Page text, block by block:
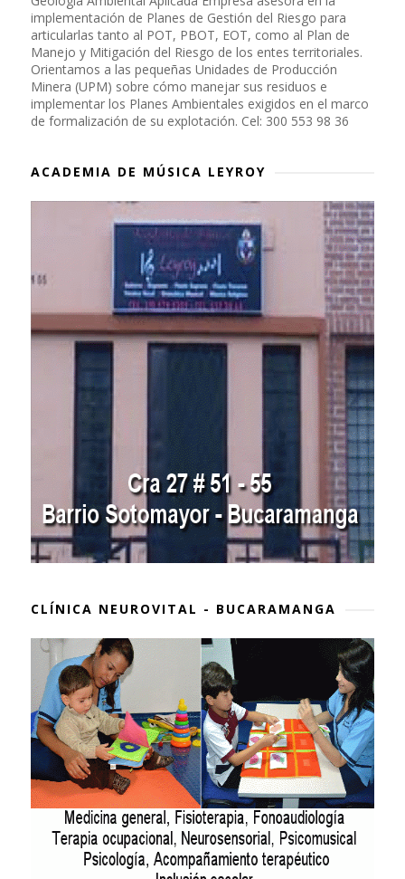
implementación de Planes de Gestión del Riesgo para
articularlas tanto al POT, PBOT, EOT, como al Plan de
Manejo y Mitigación del Riesgo de los entes territoriales.
Orientamos a las pequeñas Unidades de Producción
Minera (UPM) sobre cómo manejar sus residuos e
implementar los Planes Ambientales exigidos en el marco
de formalización de su explotación. Cel: 300 553 98 36
ACADEMIA DE MÚSICA LEYROY
CLÍNICA NEUROVITAL - BUCARAMANGA